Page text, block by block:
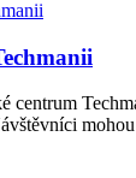
centrum